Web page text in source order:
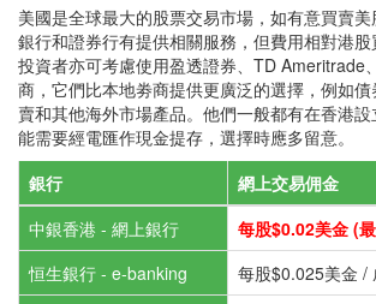
美國是全球最大的股票交易市場，如有意買賣
銀行和證券行有提供相關服務，但費用相對港股
投資者亦可考慮使用盈透證券、TD Ameritrade
商，它們比本地劵商提供更廣泛的選擇，例如
賣和其他海外市場產品。他們一般都有在香港
能需要經電匯作現金提存，選擇時應多留意。
銀行
網上交易佣金
中銀香港 - 網上銀行
每股$0.02美金 (
恒生銀行 - e-banking
每股$0.025美金 /